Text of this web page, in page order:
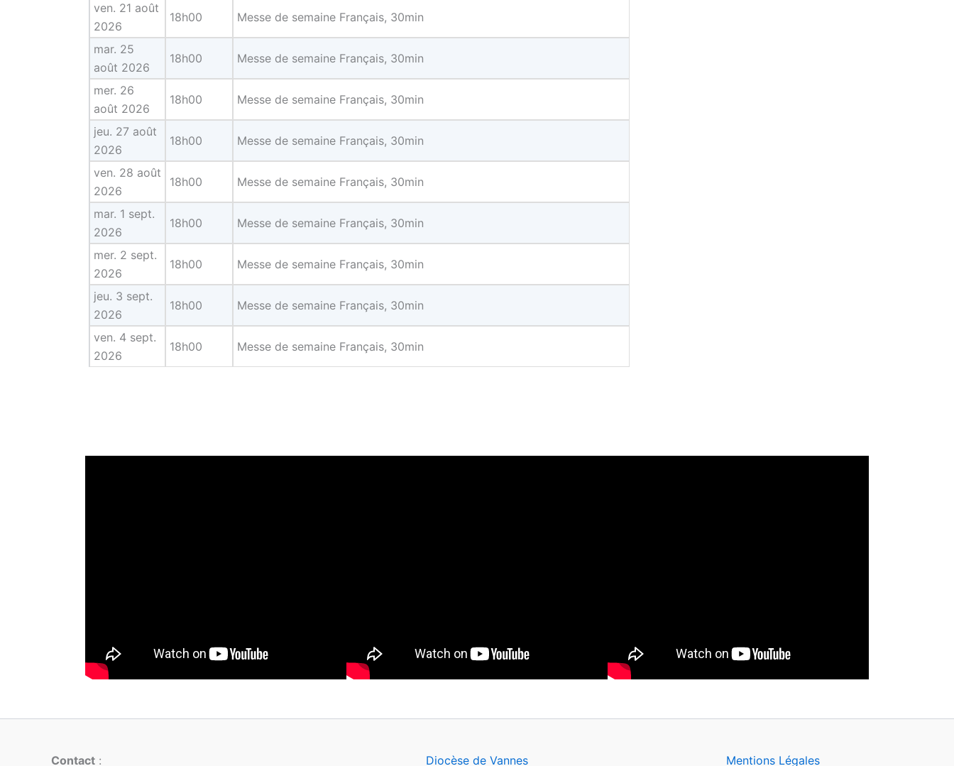
ven. 21 août
2026
18h00 Messe de semaine Français, 30min
mar. 25
août 2026
18h00 Messe de semaine Français, 30min
mer. 26
août 2026
18h00 Messe de semaine Français, 30min
jeu. 27 août
2026
18h00 Messe de semaine Français, 30min
ven. 28 août
2026
18h00 Messe de semaine Français, 30min
mar. 1 sept.
2026
18h00 Messe de semaine Français, 30min
mer. 2 sept.
2026
18h00 Messe de semaine Français, 30min
jeu. 3 sept.
2026
18h00 Messe de semaine Français, 30min
ven. 4 sept.
2026
18h00 Messe de semaine Français, 30min
Contact : Diocèse de Vannes Mentions Légales